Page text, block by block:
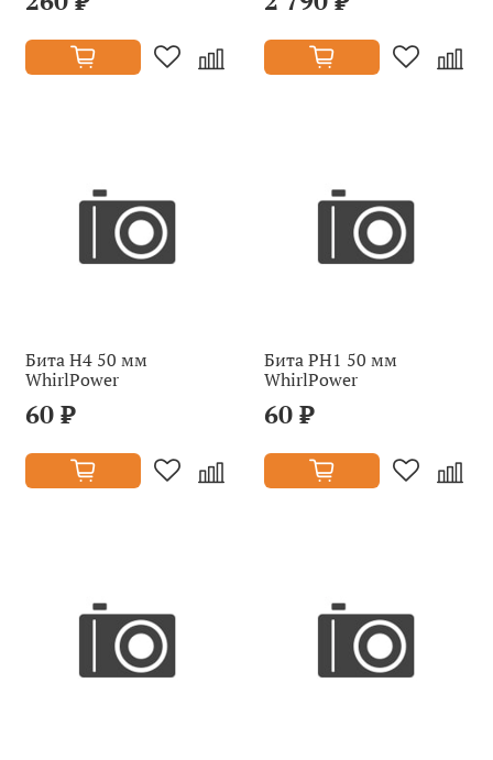
Бита H4 50 мм
WhirlPower
60 ₽
Бита PH1 50 мм
WhirlPower
60 ₽